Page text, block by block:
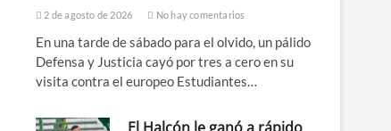
2 de agosto de 2026 No hay comentarios
En una tarde de sábado para el olvido, un pálido
Defensa y Justicia cayó por tres a cero en su
visita contra el europeo Estudiantes…